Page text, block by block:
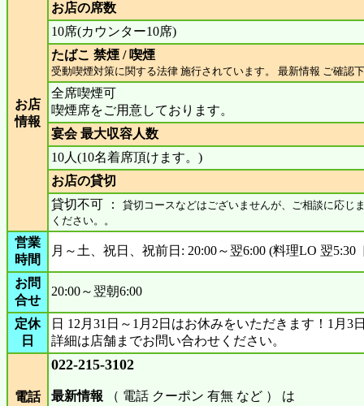
お店
情報
お店の席数
10席(カウンター10席)
たばこ 禁煙 / 喫煙
受動喫煙対策に関する法律 施行されています。 最新情報 ご確認
全席喫煙可
喫煙席をご用意しております。
宴会 最大収容人数
10人(10名着席頂けます。)
お店の貸切
貸切不可 ： 貸切コースなどはございませんが、ご相談に応じ
ください。。
営業
時間
月～土、祝日、祝前日: 20:00～翌6:00 (料理LO 翌5:30
お問
合せ
20:00～翌朝6:00
定休
日
日 12月31日～1月2日はお休みをいただきます！1月3
詳細は店舗までお問い合わせください。
電話
022-215-3102
最新情報 （ 電話 クーポン 有無 など ） は